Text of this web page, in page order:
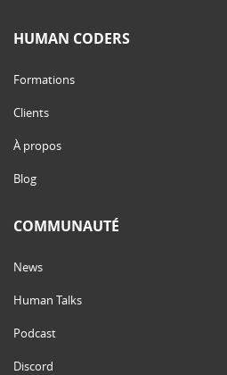
HUMAN CODERS
Formations
Clients
À propos
Blog
COMMUNAUTÉ
News
Human Talks
Podcast
Discord